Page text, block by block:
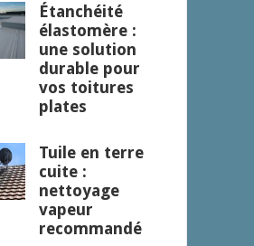
Étanchéité
élastomère :
une solution
durable pour
vos toitures
plates
Tuile en terre
cuite :
nettoyage
vapeur
recommandé